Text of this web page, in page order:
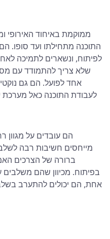
התוכנה מתחילתו ועד סופו.
לפיתוח, ונשארים לתמיכה
שלא צריך להתמודד עם
אחד לפועל. הם גם
לעבודת התוכנה כאל
הם עובדים על מגוון
מייחסים חשיבות רבה
ברורה של הצרכים
בפיתוח. מכיוון שהם משלבים
אחת, הם יכולים להתערב